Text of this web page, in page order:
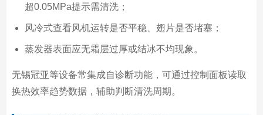
超0.05MPa提示需清洗；
风冷式查看风机运转是否平稳、翅片是否堵塞；
蒸发器表面应无霜层过厚或结冰不均现象。
无锡冠亚等设备常集成自诊断功能，可通过控制面板读取
换热效率趋势数据，辅助判断清洗周期。